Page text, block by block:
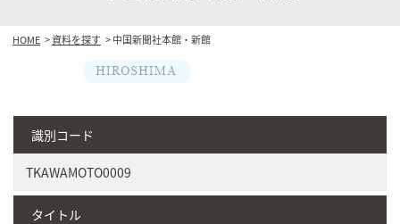
HOME >資料を探す > 中国新聞社本館・新館
識別コード
TKAWAMOTO0009
タイトル